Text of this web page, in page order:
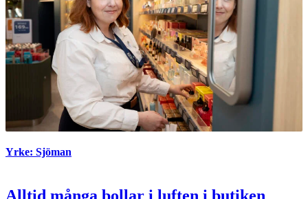
Yrke: Sjöman